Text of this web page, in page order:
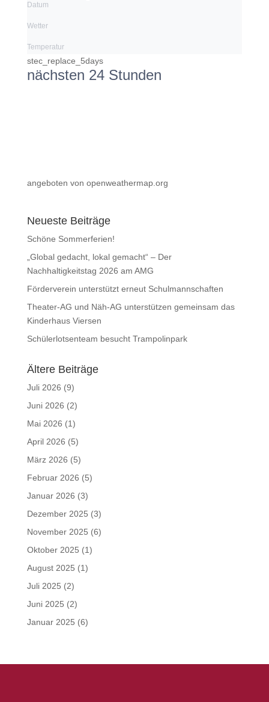
Datum
Wetter
Temperatur
stec_replace_5days
nächsten 24 Stunden
angeboten von openweathermap.org
Neueste Beiträge
Schöne Sommerferien!
„Global gedacht, lokal gemacht“ – Der
Nachhaltigkeitstag 2026 am AMG
Förderverein unterstützt erneut Schulmannschaften
Theater-AG und Näh-AG unterstützen gemeinsam das
Kinderhaus Viersen
Schülerlotsenteam besucht Trampolinpark
Ältere Beiträge
Juli 2026 (9)
Juni 2026 (2)
Mai 2026 (1)
April 2026 (5)
März 2026 (5)
Februar 2026 (5)
Januar 2026 (3)
Dezember 2025 (3)
November 2025 (6)
Oktober 2025 (1)
August 2025 (1)
Juli 2025 (2)
Juni 2025 (2)
Januar 2025 (6)